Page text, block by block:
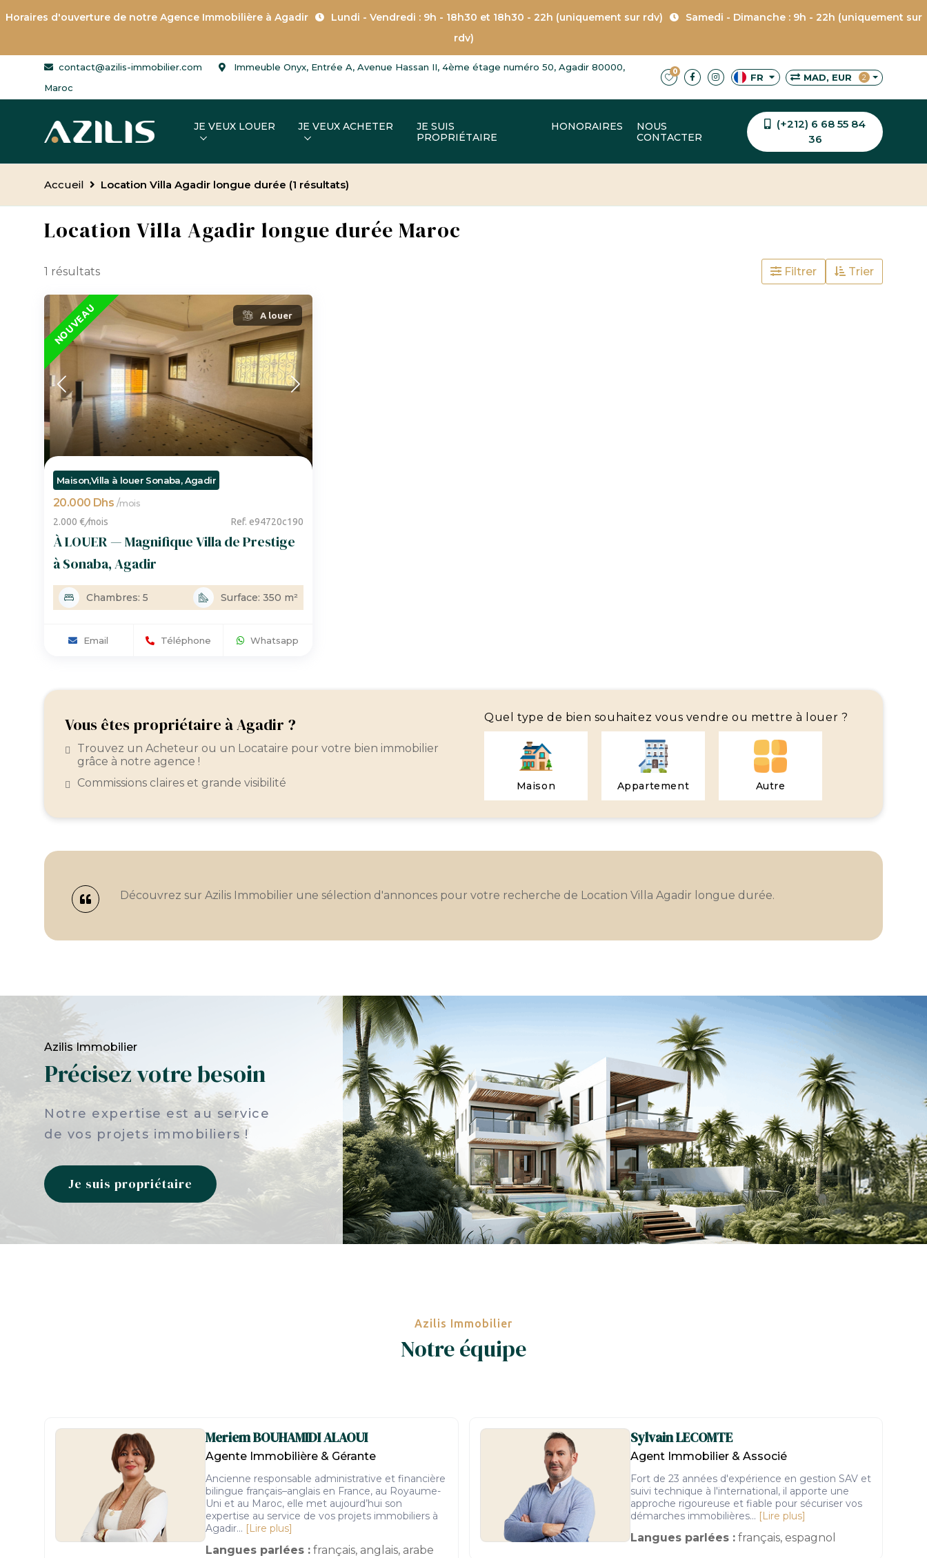
Horaires d'ouverture de notre Agence Immobilière à Agadir Lundi - Vendredi : 9h - 18h30 et 18h30 - 22h (uniquement sur rdv)
Samedi - Dimanche : 9h - 22h (uniquement sur
rdv)
contact@azilis-immobilier.com
Immeuble Onyx, Entrée A, Avenue Hassan II, 4ème étage numéro 50, Agadir 80000,
Maroc
0
FR MAD, EUR 2
JE VEUX LOUER JE VEUX ACHETER
JE SUIS
PROPRIÉTAIRE
HONORAIRES
NOUS
CONTACTER
(+212) 6 68 55 84
36
Accueil Location Villa Agadir longue durée (1 résultats)
Location Villa Agadir longue durée Maroc
1 résultats Filtrer Trier
EN VEDETTE
NOUVEAU A louer
Maison,Villa à louer Sonaba, Agadir
20.000 Dhs /mois
2.000 €/mois Ref. e94720c190
À LOUER — Magnifique Villa de Prestige
à Sonaba, Agadir
Chambres: 5 Surface: 350 m²
Email Téléphone Whatsapp
Vous êtes propriétaire à Agadir ?
Trouvez un Acheteur ou un Locataire pour votre bien immobilier
grâce à notre agence !
Commissions claires et grande visibilité
Quel type de bien souhaitez vous vendre ou mettre à louer ?
Maison Appartement Autre
Découvrez sur Azilis Immobilier une sélection d'annonces pour votre recherche de Location Villa Agadir longue durée.
Azilis Immobilier
Précisez votre besoin
Notre expertise est au service
de vos projets immobiliers !
Je suis propriétaire
Azilis Immobilier
Notre équipe
MeriemBOUHAMIDI ALAOUI
Agente Immobilière & Gérante
Ancienne responsable administrative et financière
bilingue français–anglais en France, au Royaume-
Uni et au Maroc, elle met aujourd’hui son
expertise au service de vos projets immobiliers à
Agadir... [Lire plus]
Langues parlées : français, anglais, arabe
SylvainLECOMTE
Agent Immobilier & Associé
Fort de 23 années d'expérience en gestion SAV et
suivi technique à l'international, il apporte une
approche rigoureuse et fiable pour sécuriser vos
démarches immobilières... [Lire plus]
Langues parlées :français, espagnol